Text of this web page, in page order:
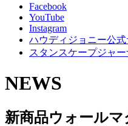
Facebook
YouTube
Instagram
ハウディジョニー公式
スタンスケープジャ
NEWS
新商品ウォールマ